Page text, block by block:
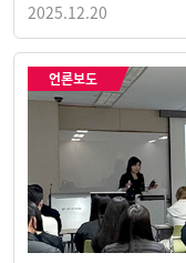
2025.12.20
언론보도